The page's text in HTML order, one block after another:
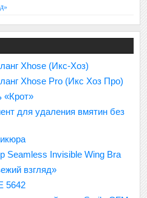
Xhose (Икс-Хоз)
Xhose Pro (Икс Хоз Про)
«Крот»
для удаления вмятин без
Seamless Invisible Wing Bra
взгляд»
5642